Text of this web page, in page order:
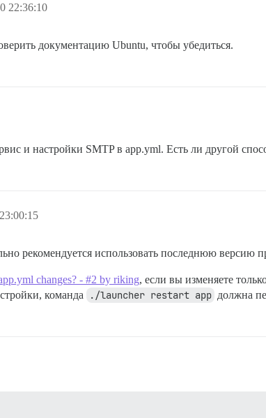
22:36:10
документацию Ubuntu, чтобы убедиться.
и настройки SMTP в app.yml. Есть ли другой
рекомендуется использовать последнюю
changes? - #2 by riking, если вы изменяете
команда
./launcher restart app должна